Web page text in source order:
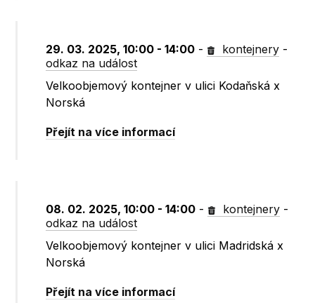
29. 03. 2025, 10:00 - 14:00 - kontejnery -
odkaz na událost
Velkoobjemový kontejner v ulici Kodaňská x
Norská
Přejít na více informací
08. 02. 2025, 10:00 - 14:00 - kontejnery -
odkaz na událost
Velkoobjemový kontejner v ulici Madridská x
Norská
Přejít na více informací